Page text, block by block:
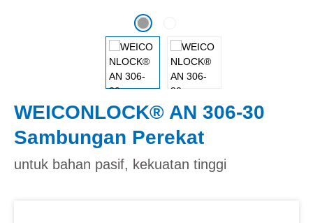
WEICONLOCK® AN 306-30
Sambungan Perekat
untuk bahan pasif, kekuatan tinggi